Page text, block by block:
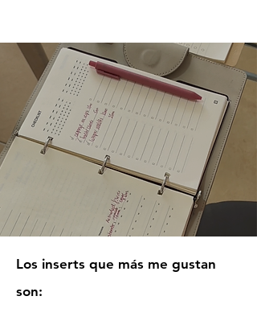
Los inserts que más me gustan
son: